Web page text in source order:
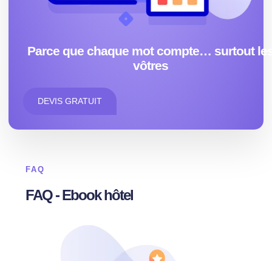
Parce que chaque mot compte… surtout
vôtres
DEVIS GRATUIT
FAQ
FAQ - Ebook hôtel